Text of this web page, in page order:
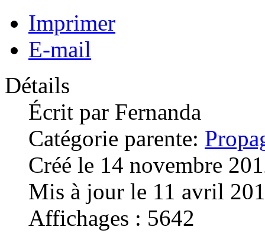
Imprimer
E-mail
Détails
Écrit par Fernanda
Catégorie parente:
Créé le 14 novembre
Mis à jour le 11 avril
Affichages : 5642